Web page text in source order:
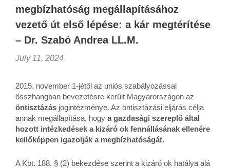
megbízhatóság megállapításához
vezető út első lépése: a kár megtérítése
– Dr. Szabó Andrea LL.M.
July 11, 2024
2015. november 1-jétől az uniós szabályozással
összhangban bevezetésre került Magyarországon az
öntisztázás jogintézménye. Az öntisztázási eljárás célja
annak megállapítása, hogy a gazdasági szereplő által
hozott intézkedések a kizáró ok fennállásának ellenére
kellőképpen igazolják a megbízhatóságát.
A Kbt. 188. § (2) bekezdése szerint a kizáró ok hatálya alá